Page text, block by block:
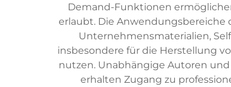
Demand-Funktionen
erlaubt. Die
Unternehmensmaterialien,
insbesondere für die Herstellung
nutzen. Unabhängige Autoren
erhalten Zugang zu